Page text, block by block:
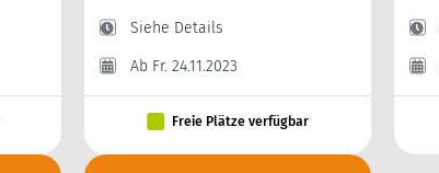
Siehe Details
Ab Fr. 24.11.2023
Freie Plätze verfügbar